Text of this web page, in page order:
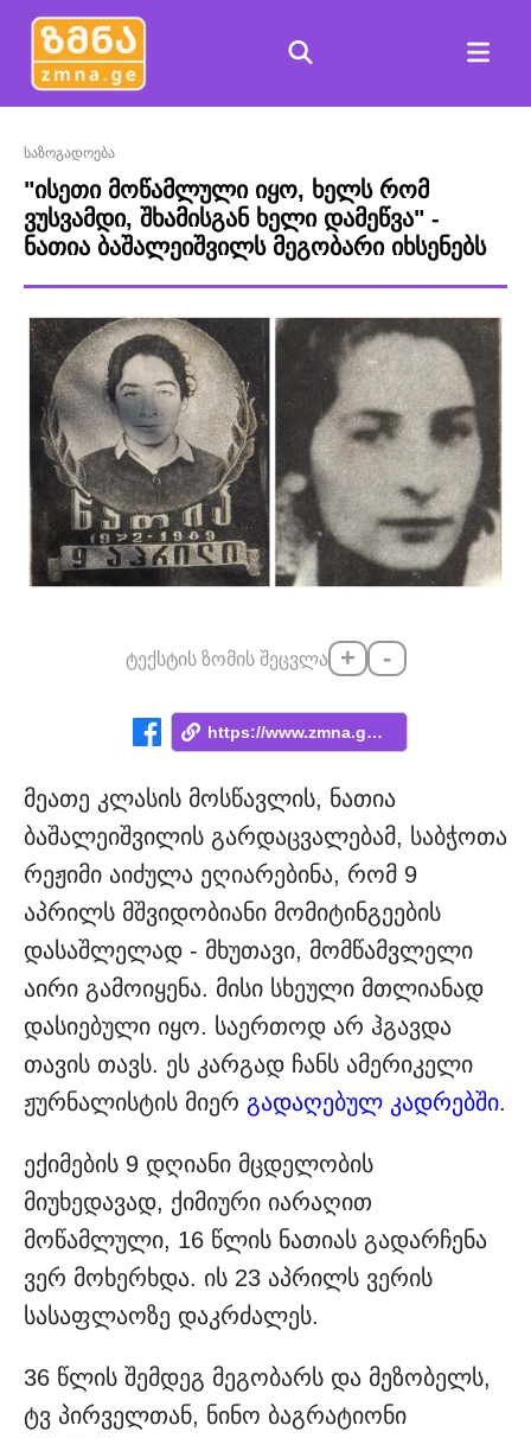
საზოგადოება
"ისეთი მოწამლული იყო, ხელს რომ
ვუსვამდი, შხამისგან ხელი დამეწვა" -
ნათია ბაშალეიშვილს მეგობარი იხსენებს
ტექსტის ზომის შეცვლა + -
https://www.zmna.ge/news/iseti-motsamlul...
მეათე კლასის მოსწავლის, ნათია
ბაშალეიშვილის გარდაცვალებამ, საბჭოთა
რეჟიმი აიძულა ეღიარებინა, რომ 9
აპრილს მშვიდობიანი მომიტინგეების
დასაშლელად - მხუთავი, მომწამვლელი
აირი გამოიყენა. მისი სხეული მთლიანად
დასიებული იყო. საერთოდ არ ჰგავდა
თავის თავს. ეს კარგად ჩანს ამერიკელი
ჟურნალისტის მიერ გადაღებულ კადრებში.
ექიმების 9 დღიანი მცდელობის
მიუხედავად, ქიმიური იარაღით
მოწამლული, 16 წლის ნათიას გადარჩენა
ვერ მოხერხდა. ის 23 აპრილს ვერის
სასაფლაოზე დაკრძალეს.
36 წლის შემდეგ მეგობარს და მეზობელს,
ტვ პირველთან, ნინო ბაგრატიონი